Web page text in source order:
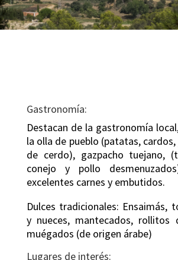
Gastronomía:
Destacan de la gastronomía
la olla de pueblo (patatas,
de cerdo), gazpacho tuejano,
conejo y pollo
excelentes carnes y embutidos.
Dulces tradicionales: Ensaimás,
y nueces, mantecados, rollitos
muégados (de origen árabe)
Lugares de interés: